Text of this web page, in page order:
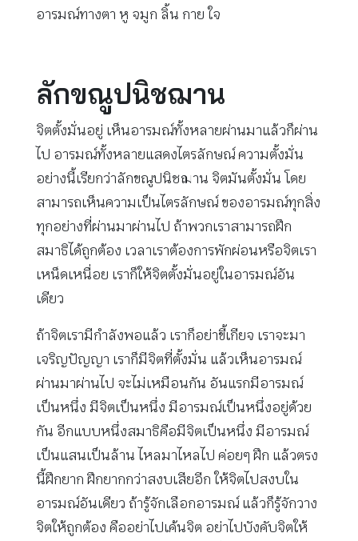
อารมณ์ทางตา หู จมูก ลิ้น กาย ใจ
ลักขณูปนิชฌาน
จิตตั้งมั่นอยู่ เห็นอารมณ์ทั้งหลายผ่านมาแล้วก็ผ่าน
ไป อารมณ์ทั้งหลายแสดงไตรลักษณ์ ความตั้งมั่น
อย่างนี้เรียกว่าลักขณูปนิชฌาน จิตมันตั้งมั่น โดย
สามารถเห็นความเป็นไตรลักษณ์ ของอารมณ์ทุกสิ่ง
ทุกอย่างที่ผ่านมาผ่านไป ถ้าพวกเราสามารถฝึก
สมาธิได้ถูกต้อง เวลาเราต้องการพักผ่อนหรือจิตเรา
เหน็ดเหนื่อย เราก็ให้จิตตั้งมั่นอยู่ในอารมณ์อัน
เดียว
ถ้าจิตเรามีกำลังพอแล้ว เราก็อย่าขี้เกียจ เราจะมา
เจริญปัญญา เราก็มีจิตที่ตั้งมั่น แล้วเห็นอารมณ์
ผ่านมาผ่านไป จะไม่เหมือนกัน อันแรกมีอารมณ์
เป็นหนึ่ง มีจิตเป็นหนึ่ง มีอารมณ์เป็นหนึ่งอยู่ด้วย
กัน อีกแบบหนึ่งสมาธิคือมีจิตเป็นหนึ่ง มีอารมณ์
เป็นแสนเป็นล้าน ไหลมาไหลไป ค่อยๆ ฝึก แล้วตรง
นี้ฝึกยาก ฝึกยากกว่าสงบเสียอีก ให้จิตไปสงบใน
อารมณ์อันเดียว ถ้ารู้จักเลือกอารมณ์ แล้วก็รู้จักวาง
จิตให้ถูกต้อง คืออย่าไปเค้นจิต อย่าไปบังคับจิตให้